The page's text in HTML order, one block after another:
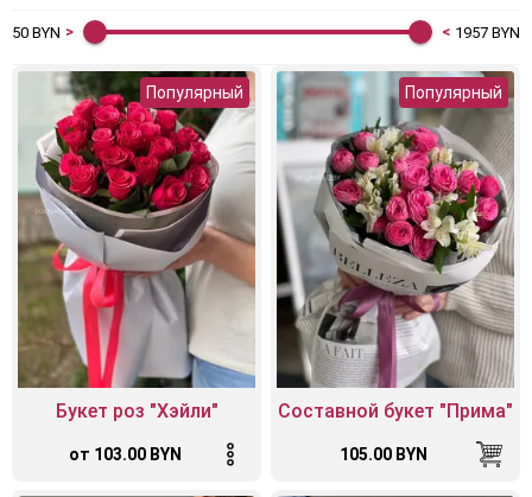
50 BYN 1957 BYN
Букет роз "Хэйли"
Популярный
от 103.00 BYN
Составной букет "Прима"
Популярный
105.00 BYN